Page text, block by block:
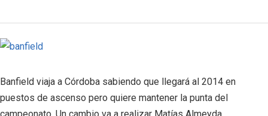
Banfield viaja a Córdoba sabiendo que llegará al 2014 en
puestos de ascenso pero quiere mantener la punta del